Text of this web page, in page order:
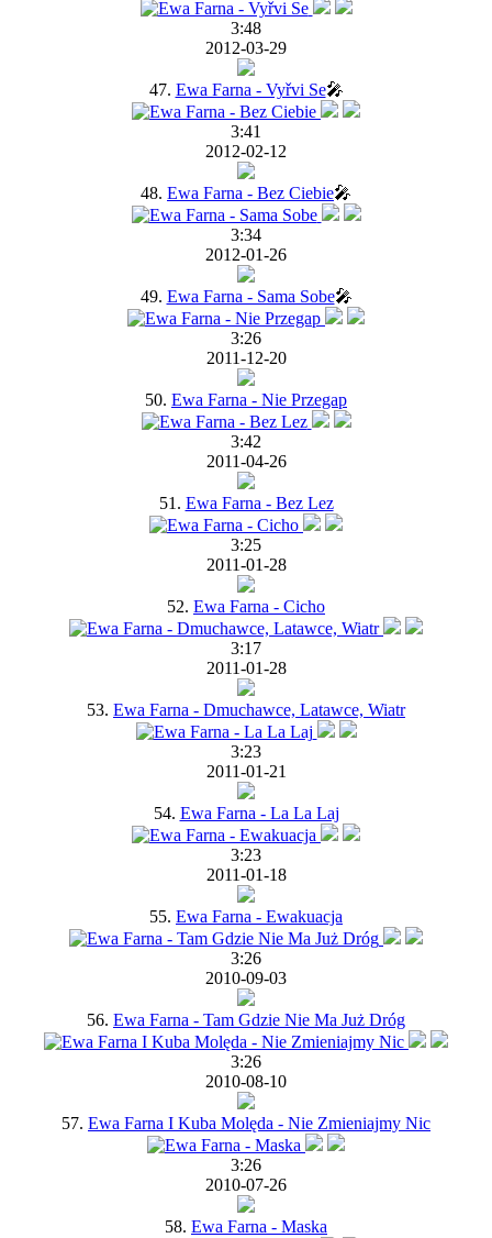
3:48
2012-03-29
47. Ewa Farna - Vyřvi Se🎤
3:41
2012-02-12
48. Ewa Farna - Bez Ciebie🎤
3:34
2012-01-26
49. Ewa Farna - Sama Sobe🎤
3:26
2011-12-20
50. Ewa Farna - Nie Przegap
3:42
2011-04-26
51. Ewa Farna - Bez Lez
3:25
2011-01-28
52. Ewa Farna - Cicho
3:17
2011-01-28
53. Ewa Farna - Dmuchawce, Latawce, Wiatr
3:23
2011-01-21
54. Ewa Farna - La La Laj
3:23
2011-01-18
55. Ewa Farna - Ewakuacja
3:26
2010-09-03
56. Ewa Farna - Tam Gdzie Nie Ma Już Dróg
3:26
2010-08-10
57. Ewa Farna I Kuba Molęda - Nie Zmieniajmy Nic
3:26
2010-07-26
58. Ewa Farna - Maska